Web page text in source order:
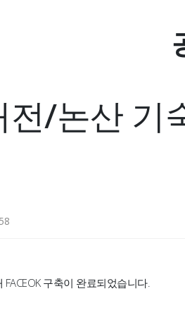
/논산 기
구축이 완료되었습니다.